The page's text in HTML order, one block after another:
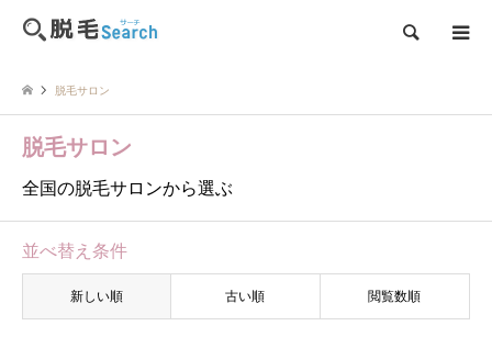
検索
脱毛サロン
脱毛サロン
全国の脱毛サロンから選ぶ
並べ替え条件
新しい順 古い順 閲覧数順